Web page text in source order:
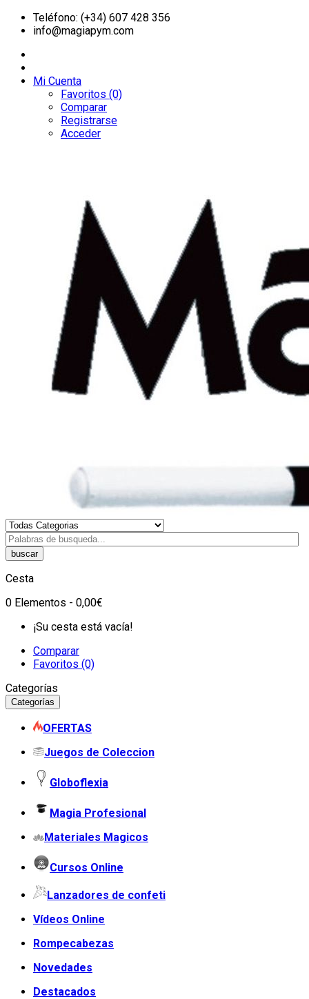
Teléfono: (+34) 607 428 356
info@magiapym.com
Mi Cuenta
Favoritos (0)
Comparar
Registrarse
Acceder
buscar
Cesta
0 Elementos - 0,00€
¡Su cesta está vacía!
Comparar
Favoritos (0)
Categorías
Categorías
OFERTAS
Juegos de Coleccion
Globoflexia
Magia Profesional
Materiales Magicos
Cursos Online
Lanzadores de confeti
Vídeos Online
Rompecabezas
Novedades
Destacados